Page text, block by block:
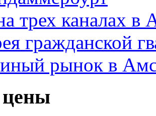
трех каналах в
гражданской
рынок в
цены